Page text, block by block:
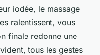
iodée, le massage
ralentissent, vous
finale redonne une
tous les gestes